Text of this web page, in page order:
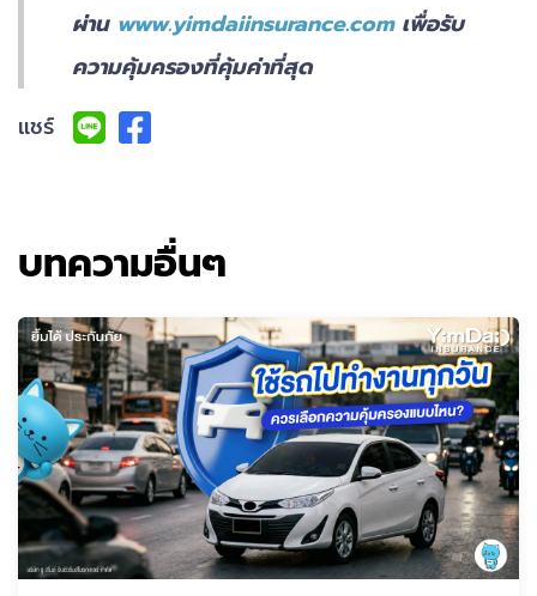
ผ่าน www.yimdaiinsurance.comเพื่อรับ
ความคุ้มครองที่คุ้มค่าที่สุด
แชร์
บทความอื่นๆ